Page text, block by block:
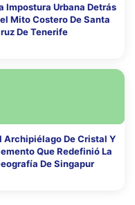
Impostura Urbana Detrás
Mito Costero De Santa
De Tenerife
Archipiélago De Cristal Y
Que Redefinió La
De Singapur